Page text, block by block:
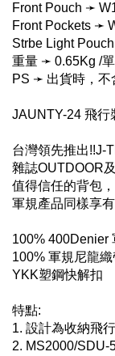
Front Pouch ➛
Front Pockets ➛
Strbe Light
重量 ➛ 0.65Kg /
PS ➛ 出貨時，不
JAUNTY-24 飛行
台灣領先推出!!J-
雜誌OUTDOOR
值得信任的背包
軍規產品同樣享
100% 400Denier
100% 軍規尼龍
YKK塑鋼快解扣
特點:
1. 設計為收納飛
2. MS2000/SDU-